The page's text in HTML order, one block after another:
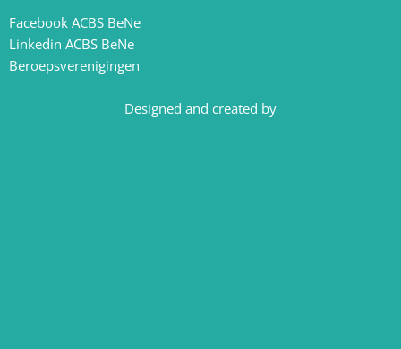
Facebook ACBS BeNe
Linkedin ACBS BeNe
Beroepsverenigingen
Designed and created by